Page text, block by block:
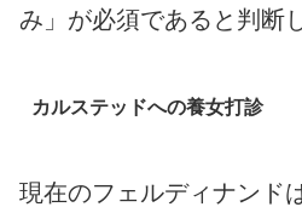
み」が必須であると判断
カルステッドへの養女打診
現在のフェルディナンド